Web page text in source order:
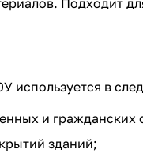
Подходит
используется в
и гражданских
зданий;